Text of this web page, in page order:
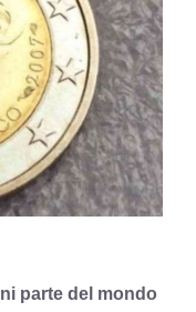
parte del mondo